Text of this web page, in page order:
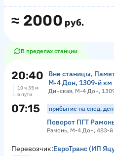
≈ 2000 руб.
В пределах станции
20:40
Вне станицы,
М-4 Дон, 1309-й км
Динская, М-4 Дон,
10 ч 35 м
в пути
07:15 прибытие на след.
Поворот ПГТ
Рамонь, М-4 Дон, 483-
Перевозчик:ЕвроТранс (ИП